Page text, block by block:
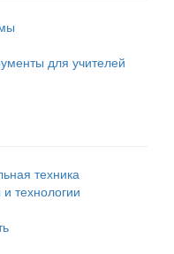
для учителей
техника
технологии